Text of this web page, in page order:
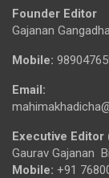
Founder Editor
Gajanan
Mobile:
Email:
Executive
Gaurav Gajanan
Mobile: +91